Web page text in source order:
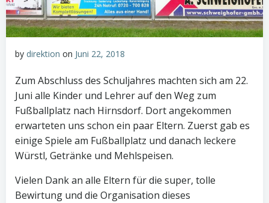
by direktion on Juni 22, 2018
Zum Abschluss des Schuljahres machten sich am 22.
Juni alle Kinder und Lehrer auf den Weg zum
Fußballplatz nach Hirnsdorf. Dort angekommen
erwarteten uns schon ein paar Eltern. Zuerst gab es
einige Spiele am Fußballplatz und danach leckere
Würstl, Getränke und Mehlspeisen.
Vielen Dank an alle Eltern für die super, tolle
Bewirtung und die Organisation dieses